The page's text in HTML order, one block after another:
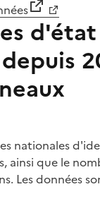
nationales
ainsi que le
Les données